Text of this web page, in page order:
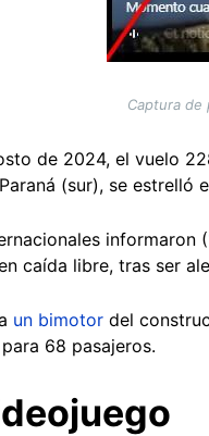
Captura de
de 2024, el vuelo
(sur), se estrelló
informaron (
caída libre, tras ser
un bimotor del
68 pasajeros.